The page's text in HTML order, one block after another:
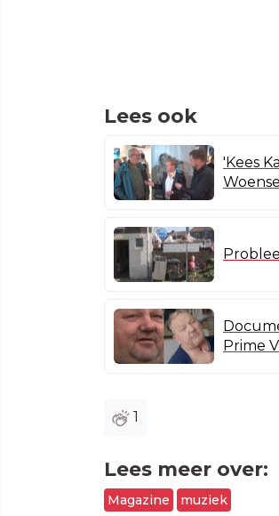
Lees ook
'Kees
Prime
1
Lees meer over:
Magazine muziek